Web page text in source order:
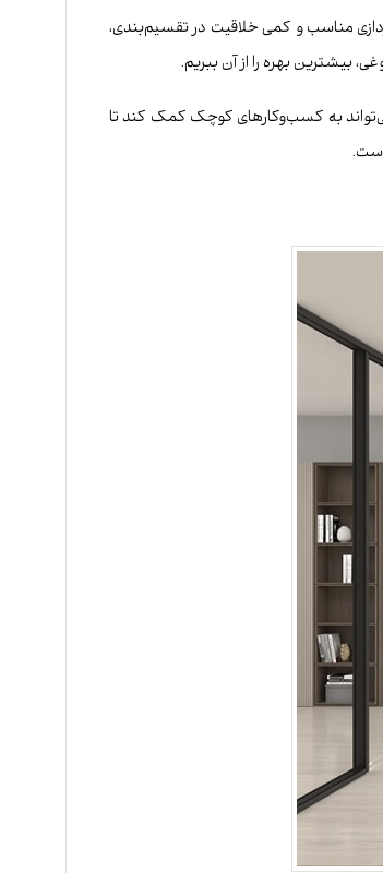
مناسب و کمی خلاقیت در تقسیم‌بندی،
بیشترین بهره را از آن ببریم.
به کسب‌وکارهای کوچک کمک کند تا